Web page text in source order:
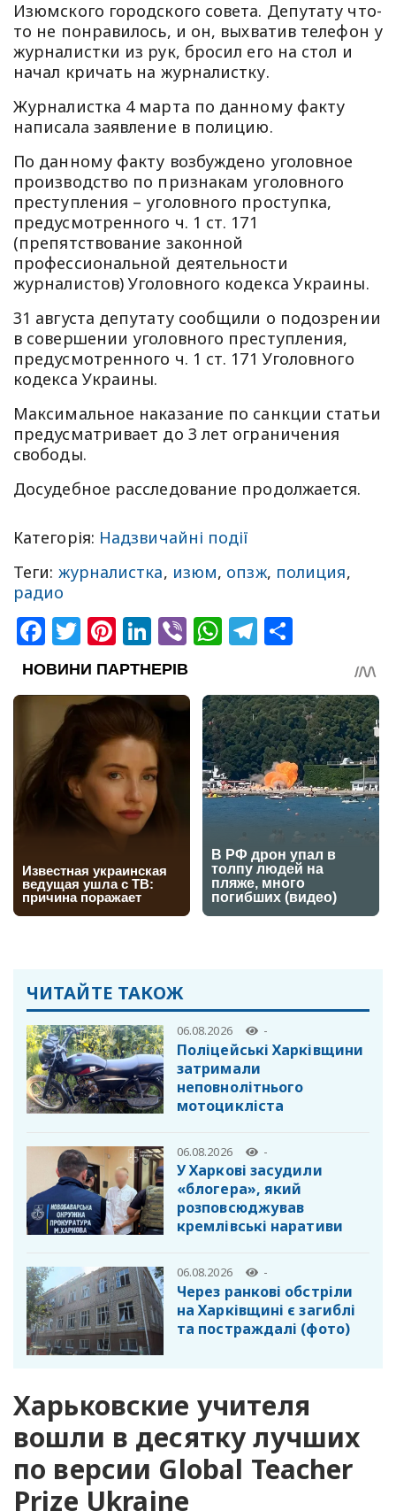
Изюмского городского совета. Депутату что-
то не понравилось, и он, выхватив телефон у
журналистки из рук, бросил его на стол и
начал кричать на журналистку.
Журналистка 4 марта по данному факту
написала заявление в полицию.
По данному факту возбуждено уголовное
производство по признакам уголовного
преступления – уголовного проступка,
предусмотренного ч. 1 ст. 171
(препятствование законной
профессиональной деятельности
журналистов) Уголовного кодекса Украины.
31 августа депутату сообщили о подозрении
в совершении уголовного преступления,
предусмотренного ч. 1 ст. 171 Уголовного
кодекса Украины.
Максимальное наказание по санкции статьи
предусматривает до 3 лет ограничения
свободы.
Досудебное расследование продолжается.
Категорія: Надзвичайні події
Теги: журналистка, изюм, опзж, полиция,
радио
Facebook
Twitter
Pinterest
LinkedIn
ViberWhatsApp
Telegram
ЧИТАЙТЕ ТАКОЖ
06.08.2026 -
Поліцейські Харківщини
затримали
неповнолітнього
мотоцикліста
06.08.2026 -
У Харкові засудили
«блогера», який
розповсюджував
кремлівські наративи
06.08.2026 -
Через ранкові обстріли
на Харківщині є загиблі
та постраждалі (фото)
Харьковские учителя
вошли в десятку лучших
по версии Global Teacher
Prize Ukraine